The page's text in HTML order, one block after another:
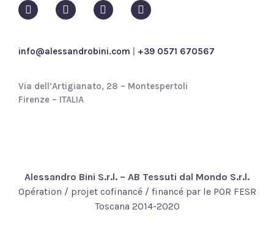
i
c
info@alessandrobini.com +39 0571 670567
Via dell’Artigianato, 28 – Montespertoli
Firenze – ITALIA
Alessandro Bini S.r.l. – AB Tessuti dal Mondo S.r.l.
Opération / projet cofinancé / financé par le POR FESR
Toscana 2014-2020